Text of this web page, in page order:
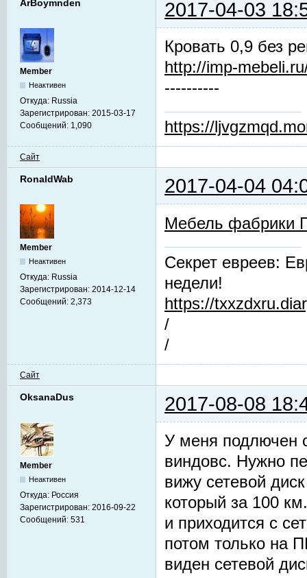
ArBoymnden 2017-04-03
Member
Неактивен
Откуда: Russia
Зарегистрирован: 2015-03-17
Сообщений: 1,090
Кровать 0,9 без
http://imp-
----------
https://
Сайт
RonaldWab 2017-04-04
Member
Неактивен
Откуда: Russia
Зарегистрирован: 2014-12-14
Сообщений: 2,373
Мебель фабрики
Секрет евреев:
недели!
https://
/
/
Сайт
OksanaDus 2017-08-08
Member
Неактивен
Откуда: Россия
Зарегистрирован: 2016-09-22
Сообщений: 531
У меня подлючен
виндовс. Нужно
вижу сетевой
который за 100
и приходится с
потом только на
виден сетевой